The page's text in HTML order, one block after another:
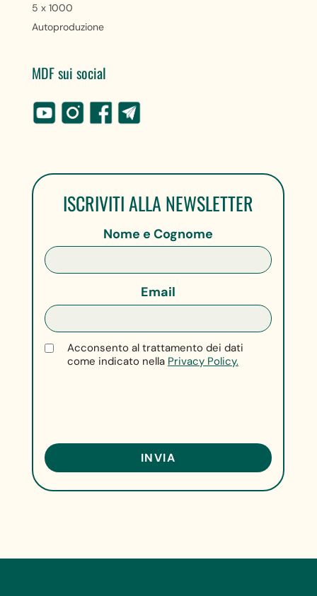
5 x 1000
Autoproduzione
MDF sui social
ISCRIVITI ALLA NEWSLETTER
Nome e Cognome
Email
Acconsento al trattamento dei dati
come indicato nella Privacy Policy.